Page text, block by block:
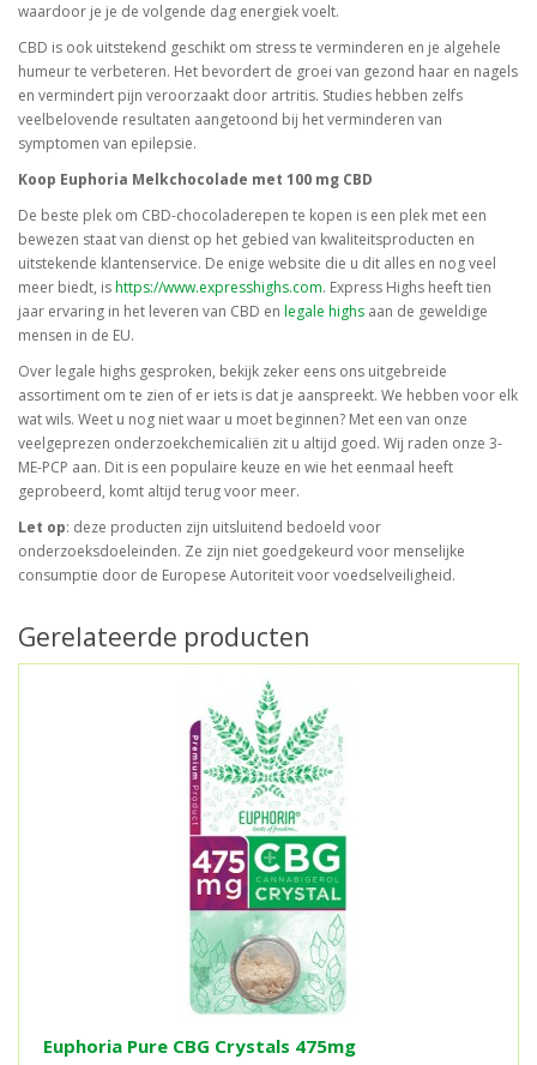
waardoor je je de volgende dag energiek voelt.
CBD is ook uitstekend geschikt om stress te verminderen en je algehele
humeur te verbeteren. Het bevordert de groei van gezond haar en nagels
en vermindert pijn veroorzaakt door artritis. Studies hebben zelfs
veelbelovende resultaten aangetoond bij het verminderen van
symptomen van epilepsie.
Koop Euphoria Melkchocolade met 100 mg CBD
De beste plek om CBD-chocoladerepen te kopen is een plek met een
bewezen staat van dienst op het gebied van kwaliteitsproducten en
uitstekende klantenservice. De enige website die u dit alles en nog veel
meer biedt, ishttps://www.expresshighs.com. Express Highs heeft tien
jaar ervaring in het leveren van CBD en legale highs aan de geweldige
mensen in de EU.
Over legale highs gesproken, bekijk zeker eens ons uitgebreide
assortiment om te zien of er iets is dat je aanspreekt. We hebben voor elk
wat wils. Weet u nog niet waar u moet beginnen? Met een van onze
veelgeprezen onderzoekchemicaliën zit u altijd goed. Wij raden onze 3-
ME-PCP aan. Dit is een populaire keuze en wie het eenmaal heeft
geprobeerd, komt altijd terug voor meer.
Let op: deze producten zijn uitsluitend bedoeld voor
onderzoeksdoeleinden. Ze zijn niet goedgekeurd voor menselijke
consumptie door de Europese Autoriteit voor voedselveiligheid.
Gerelateerde producten
Euphoria Pure CBG Crystals 475mg